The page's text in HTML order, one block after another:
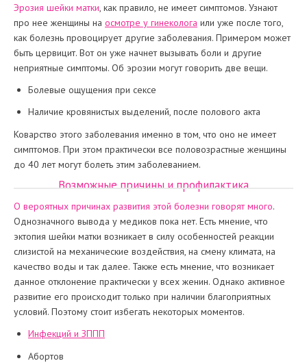
Эрозия шейки матки, как правило, не имеет симптомов. Узнают
про нее женщины на осмотре у гинеколога или уже после того,
как болезнь провоцирует другие заболевания. Примером может
быть цервицит. Вот он уже начнет вызывать боли и другие
неприятные симптомы. Об эрозии могут говорить две вещи.
Болевые ощущения при сексе
Наличие кровянистых выделений, после полового акта
Коварство этого заболевания именно в том, что оно не имеет
симптомов. При этом практически все половозрастные женщины
до 40 лет могут болеть этим заболеванием.
Возможные причины и профилактика
О вероятных причинах развития этой болезни говорят много.
Однозначного вывода у медиков пока нет. Есть мнение, что
эктопия шейки матки возникает в силу особенностей реакции
слизистой на механические воздействия, на смену климата, на
качество воды и так далее. Также есть мнение, что возникает
данное отклонение практически у всех женин. Однако активное
развитие его происходит только при наличии благоприятных
условий. Поэтому стоит избегать некоторых моментов.
Инфекций и ЗППП
Абортов